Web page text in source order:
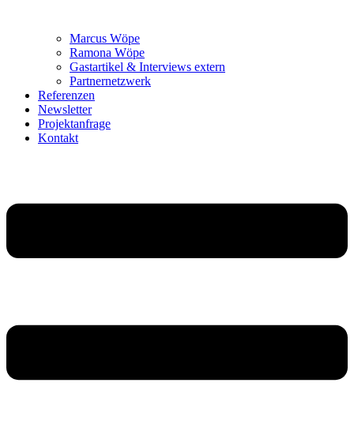
Marcus Wöpe
Ramona Wöpe
Gastartikel & Interviews extern
Partnernetzwerk
Referenzen
Newsletter
Projektanfrage
Kontakt